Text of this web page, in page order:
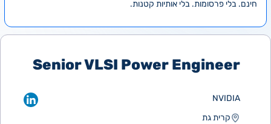
חינם. בלי פרסומות. בלי אותיות קטנות.
Senior VLSI Power Engineer
NVIDIA
קרית גת